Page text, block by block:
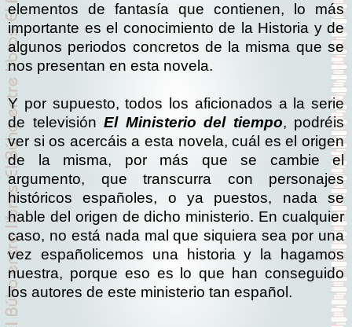
elementos de fantasía que contienen, lo más
importante es el conocimiento de la Historia y de
algunos periodos concretos de la misma que se
nos presentan en esta novela.
Y por supuesto, todos los aficionados a la serie
de televisión El Ministerio del tiempo, podréis
ver si os acercáis a esta novela, cuál es el origen
de la misma, por más que se cambie el
argumento, que transcurra con personajes
históricos españoles, o ya puestos, nada se
hable del origen de dicho ministerio. En cualquier
caso, no está nada mal que siquiera sea por una
vez españolicemos una historia y la hagamos
nuestra, porque eso es lo que han conseguido
los autores de este ministerio tan español.